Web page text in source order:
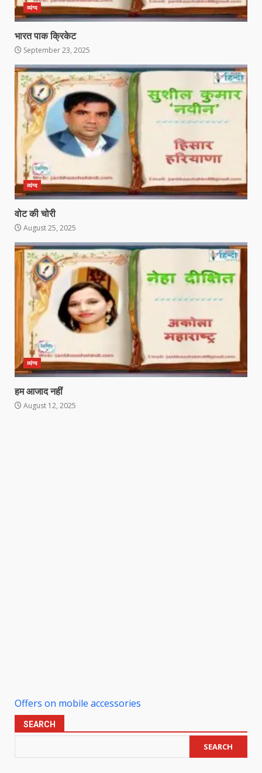
व्यंग्य
भारत पाक क्रिकेट
September 23, 2025
व्यंग्य
वोट की चोरी
August 25, 2025
व्यंग्य
हम आजाद नहीं
August 12, 2025
Offers on mobile accessories
SEARCH
SEARCH